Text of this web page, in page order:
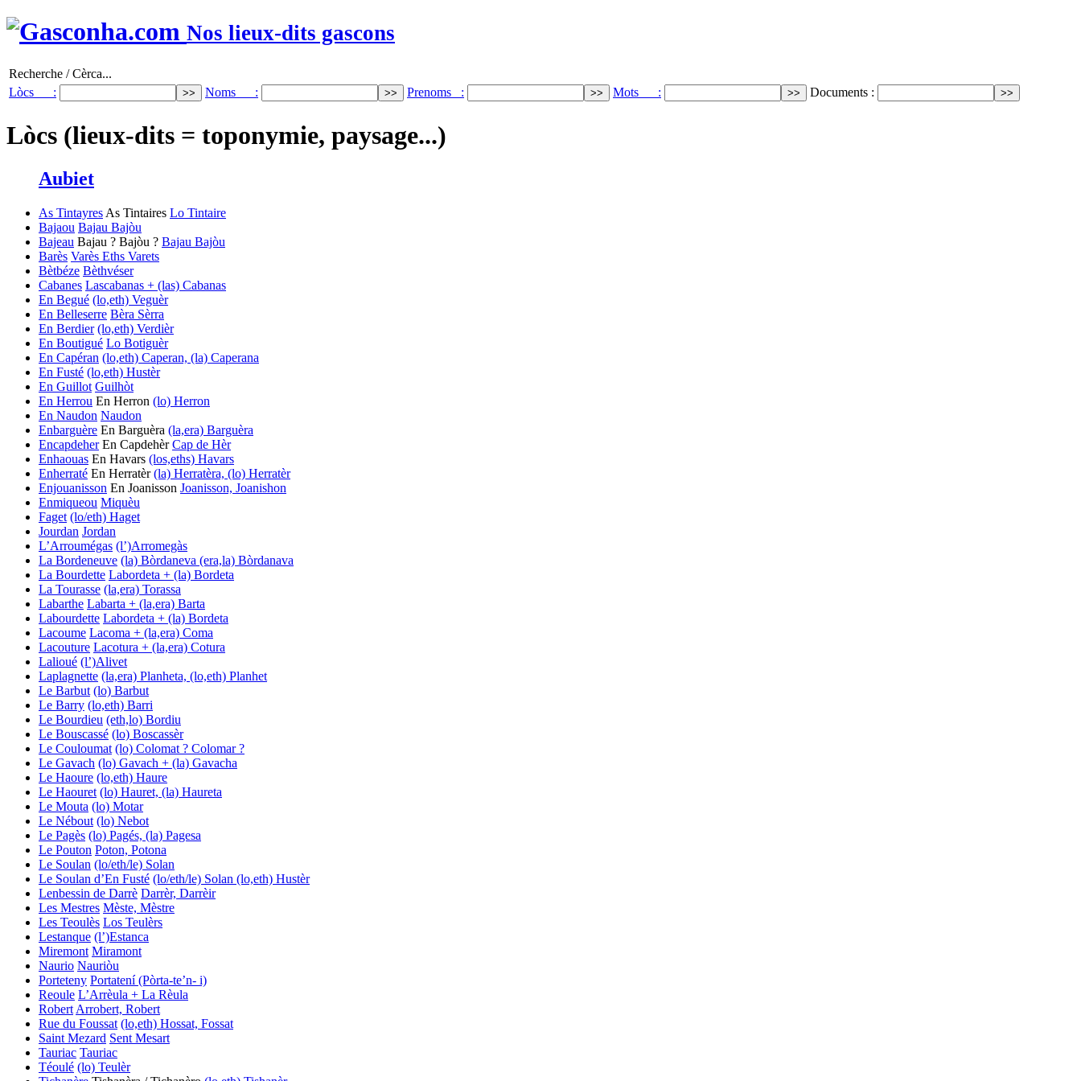
Nos lieux-dits gascons
Recherche / Cèrca...
Lòcs :
Noms : Prenoms : Mots : Documents :
Lòcs (lieux-dits = toponymie, paysage...)
Aubiet
As Tintayres As Tintaires Lo Tintaire
Bajaou Bajau Bajòu
Bajeau Bajau ? Bajòu ? Bajau Bajòu
Barès Varès Eths Varets
Bètbéze Bèthvéser
Cabanes Lascabanas + (las) Cabanas
En Begué (lo,eth) Veguèr
En Belleserre Bèra Sèrra
En Berdier (lo,eth) Verdièr
En Boutigué Lo Botiguèr
En Capéran (lo,eth) Caperan, (la) Caperana
En Fusté (lo,eth) Hustèr
En Guillot Guilhòt
En Herrou En Herron (lo) Herron
En Naudon Naudon
Enbarguère En Barguèra (la,era) Barguèra
EncapdeherEn CapdehèrCap de Hèr
Enhaouas En Havars (los,eths) Havars
Enherraté En Herratèr(la) Herratèra, (lo) Herratèr
Enjouanisson En Joanisson Joanisson, Joanishon
Enmiqueou Miquèu
Faget (lo/eth) Haget
Jourdan Jordan
L’Arroumégas (l’)Arromegàs
La Bordeneuve (la) Bòrdaneva (era,la) Bòrdanava
La Bourdette Labordeta + (la) Bordeta
La Tourasse (la,era) Torassa
Labarthe Labarta + (la,era) Barta
Labourdette Labordeta + (la) Bordeta
Lacoume Lacoma + (la,era) Coma
Lacouture Lacotura + (la,era) Cotura
Lalioué (l’)Alivet
Laplagnette (la,era) Planheta, (lo,eth) Planhet
Le Barbut (lo) Barbut
Le Barry (lo,eth) Barri
Le Bourdieu (eth,lo) Bordiu
Le Bouscassé (lo) Boscassèr
Le Couloumat (lo) Colomat ? Colomar ?
Le Gavach (lo) Gavach + (la) Gavacha
Le Haoure (lo,eth) Haure
Le Haouret (lo) Hauret, (la) Haureta
Le Mouta (lo) Motar
Le Nébout (lo) Nebot
Le Pagès (lo) Pagés, (la) Pagesa
Le Pouton Poton, Potona
Le Soulan (lo/eth/le) Solan
Le Soulan d’En Fusté (lo/eth/le) Solan (lo,eth) Hustèr
Lenbessin de Darrè Darrèr, Darrèir
Les Mestres Mèste, Mèstre
Les Teoulès Los Teulèrs
Lestanque (l’)Estanca
Miremont Miramont
Naurio Nauriòu
Porteteny Portatení (Pòrta-te’n- i)
Reoule L’Arrèula + La Rèula
Robert Arrobert, Robert
Rue du Foussat (lo,eth) Hossat, Fossat
Saint Mezard Sent Mesart
Tauriac Tauriac
Téoulé (lo) Teulèr